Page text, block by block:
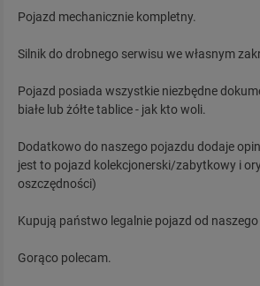
Pojazd mechanicznie kompletny.
Silnik do drobnego serwisu we własnym
Pojazd posiada wszystkie niezbędne
białe lub żółte tablice - jak kto woli.
Dodatkowo do naszego pojazdu dodaje
jest to pojazd kolekcjonerski/zabytkowy i
oszczędności)
Kupują państwo legalnie pojazd od
Gorąco polecam.